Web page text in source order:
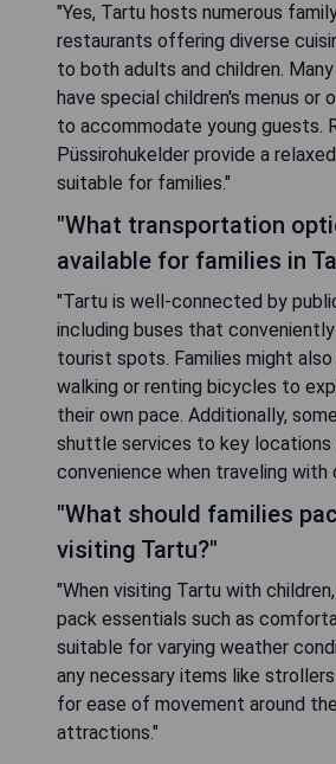
"Yes, Tartu hosts numerous
restaurants offering diverse
to both adults and children.
have special children's menus or
to accommodate young guests.
Püssirohukelder provide a
suitable for families."
"What transportation
available for families in
"Tartu is well-connected by
including buses that
tourist spots. Families might
walking or renting bicycles to
their own pace. Additionally,
shuttle services to key locations
convenience when traveling with
"What should families
visiting Tartu?"
"When visiting Tartu with
pack essentials such as
suitable for varying weather
any necessary items like
for ease of movement around
attractions."